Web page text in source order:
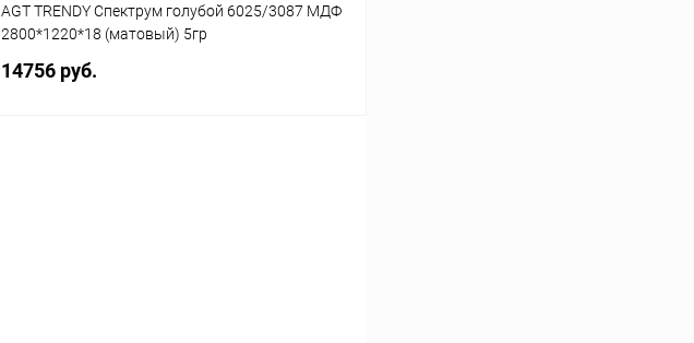
AGT TRENDY Спектрум голубой 6025/3087 МДФ
2800*1220*18 (матовый) 5гр
14756 руб.